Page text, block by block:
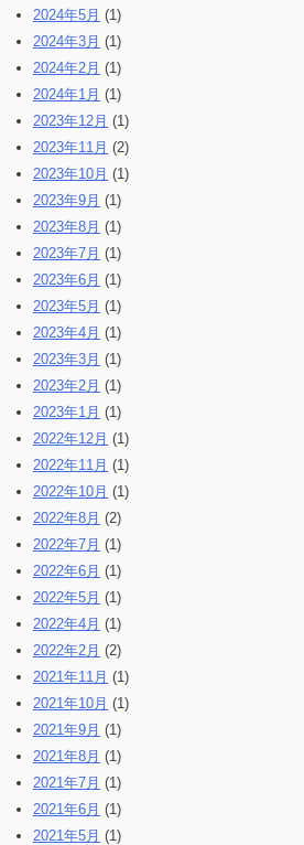
2024年5月 (1)
2024年3月 (1)
2024年2月 (1)
2024年1月 (1)
2023年12月 (1)
2023年11月 (2)
2023年10月 (1)
2023年9月 (1)
2023年8月 (1)
2023年7月 (1)
2023年6月 (1)
2023年5月 (1)
2023年4月 (1)
2023年3月 (1)
2023年2月 (1)
2023年1月 (1)
2022年12月 (1)
2022年11月 (1)
2022年10月 (1)
2022年8月 (2)
2022年7月 (1)
2022年6月 (1)
2022年5月 (1)
2022年4月 (1)
2022年2月 (2)
2021年11月 (1)
2021年10月 (1)
2021年9月 (1)
2021年8月 (1)
2021年7月 (1)
2021年6月 (1)
2021年5月 (1)